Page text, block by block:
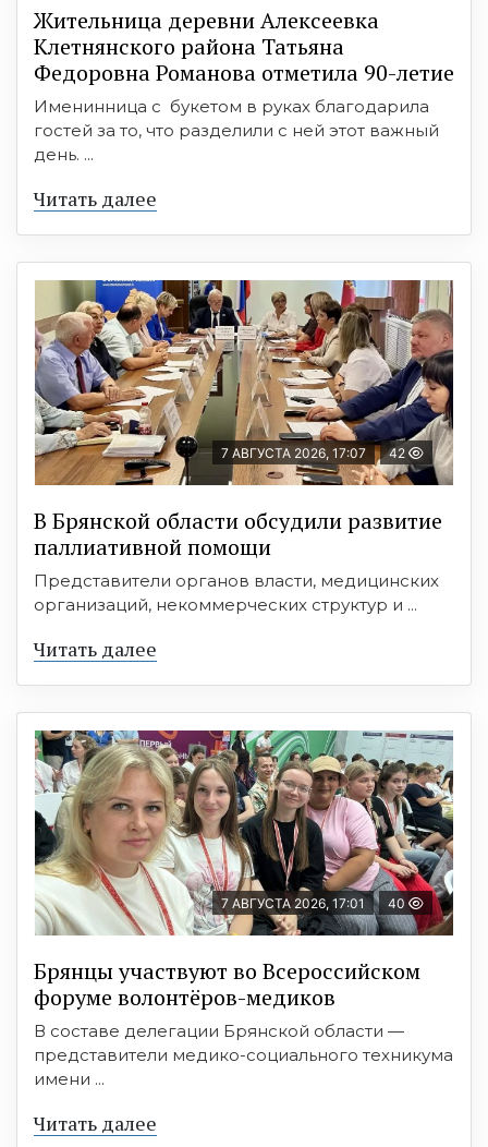
Жительница деревни Алексеевка
Клетнянского района Татьяна
Федоровна Романова отметила 90-летие
Именинница с букетом в руках благодарила
гостей за то, что разделили с ней этот важный
день. ...
Читать далее
7 АВГУСТА 2026, 17:07 42
В Брянской области обсудили развитие
паллиативной помощи
Представители органов власти, медицинских
организаций, некоммерческих структур и ...
Читать далее
7 АВГУСТА 2026, 17:01 40
Брянцы участвуют во Всероссийском
форуме волонтёров-медиков
В составе делегации Брянской области —
представители медико-социального техникума
имени ...
Читать далее